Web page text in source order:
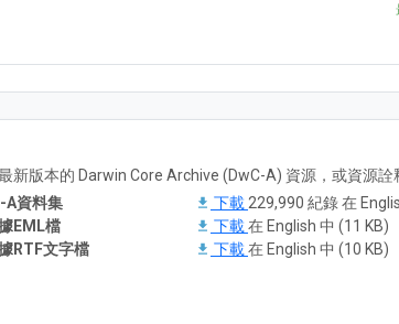
新版本的 Darwin Core Archive (DwC-A) 資源，或資源詮
A資料集
下載 229,990 紀錄 在
EML檔
下載在 English 中 (11 KB)
RTF文字檔
下載在 English 中 (10 KB)